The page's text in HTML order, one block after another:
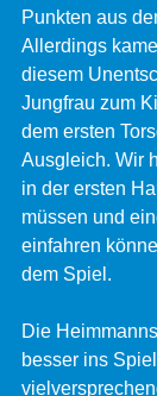
Punkten aus
Allerdings
diesem
Jungfrau zum
dem ersten
Ausgleich. Wir
in der ersten
müssen und
einfahren
dem Spiel.
Die
besser ins